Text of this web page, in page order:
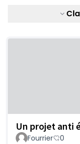
Un projet anti
Fourrier 0